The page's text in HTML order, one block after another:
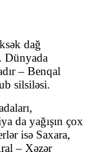
dağ
Dünyada
– Benqal
silsiləsi.
da yağışın çox
isə Saxara,
– Xəzər